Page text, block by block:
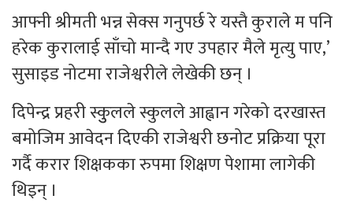
आफ्नी श्रीमती भन्न सेक्स गनुपर्छ रे यस्तै कुराले म पनि
हरेक कुरालाई साँचो मान्दै गए उपहार मैले मृत्यु पाए,’
सुसाइड नोटमा राजेश्वरीले लेखेकी छन् ।
दिपेन्द्र प्रहरी स्कुुलले स्कुलले आह्वान गरेको दरखास्त
बमोजिम आवेदन दिएकी राजेश्वरी छनोट प्रक्रिया पूरा
गर्दै करार शिक्षकका रुपमा शिक्षण पेशामा लागेकी
थिइन् ।